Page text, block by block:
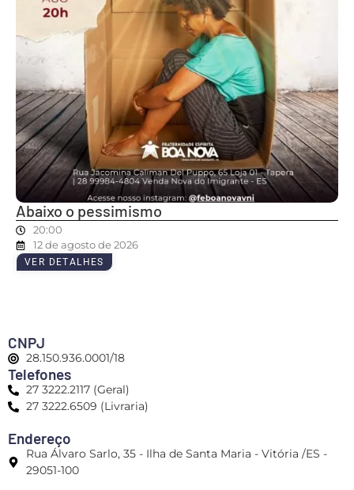
Abaixo o pessimismo
20:00
12 de agosto de 2026
VER DETALHES
CNPJ
28.150.936.0001/18
Telefones
27 3222.2117 (Geral)
27 3222.6509 (Livraria)
Endereço
Rua Álvaro Sarlo, 35 - Ilha de Santa Maria - Vitória /ES -
29051-100